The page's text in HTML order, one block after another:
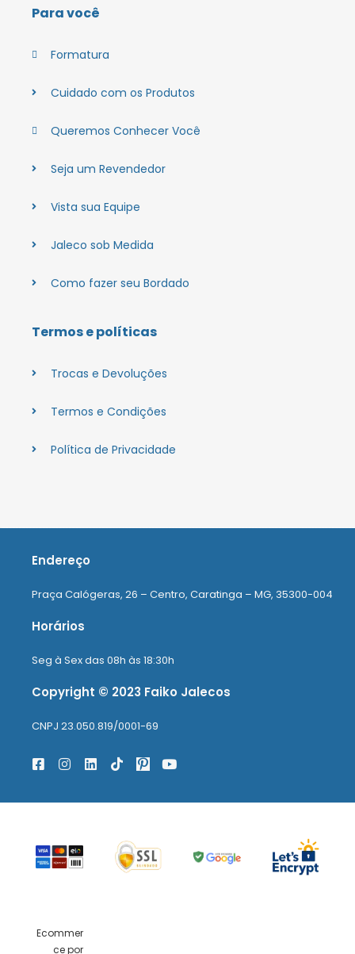
Para você
Formatura
Cuidado com os Produtos
Queremos Conhecer Você
Seja um Revendedor
Vista sua Equipe
Jaleco sob Medida
Como fazer seu Bordado
Termos e políticas
Trocas e Devoluções
Termos e Condições
Política de Privacidade
Endereço
Praça Calógeras, 26 – Centro, Caratinga – MG, 35300-004
Horários
Seg à Sex das 08h às 18:30h
Copyright © 2023 Faiko Jalecos
CNPJ 23.050.819/0001-69
Ecommer
ce por